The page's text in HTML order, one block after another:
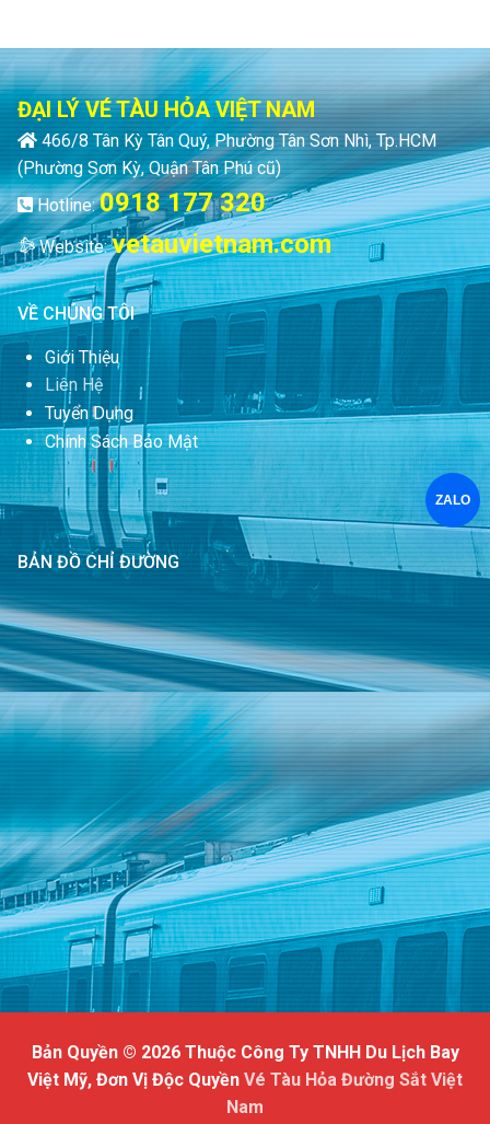
ĐẠI LÝ VÉ TÀU HỎA VIỆT NAM
466/8 Tân Kỳ Tân Quý, Phường Tân Sơn Nhì, Tp.HCM
(Phường Sơn Kỳ, Quận Tân Phú cũ)
Hotline:0918 177 320
Website:vetauvietnam.com
VỀ CHÚNG TÔI
Giới Thiệu
Liên Hệ
Tuyển Dụng
Chính Sách Bảo Mật
BẢN ĐỒ CHỈ ĐƯỜNG
ZALO
Bản Quyền © 2026 Thuộc Công Ty TNHH Du Lịch Bay
Việt Mỹ, Đơn Vị Độc Quyền Vé Tàu Hỏa Đường Sắt Việt
Nam